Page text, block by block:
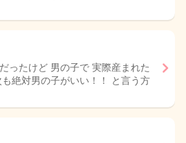
ったけど 男の子で 実際産まれた
絶対男の子がいい！！ と言う方